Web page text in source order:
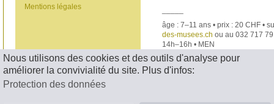
Nous utilisons des cookies et des outils d'analyse pour
améliorer la convivialité du site. Plus d'infos:
Protection des données
Mentions légales
âge : 7–11 ans • prix : 20 CHF •
des-musees.ch ou au 032 717
14h–16h • MEN
< RETOUR